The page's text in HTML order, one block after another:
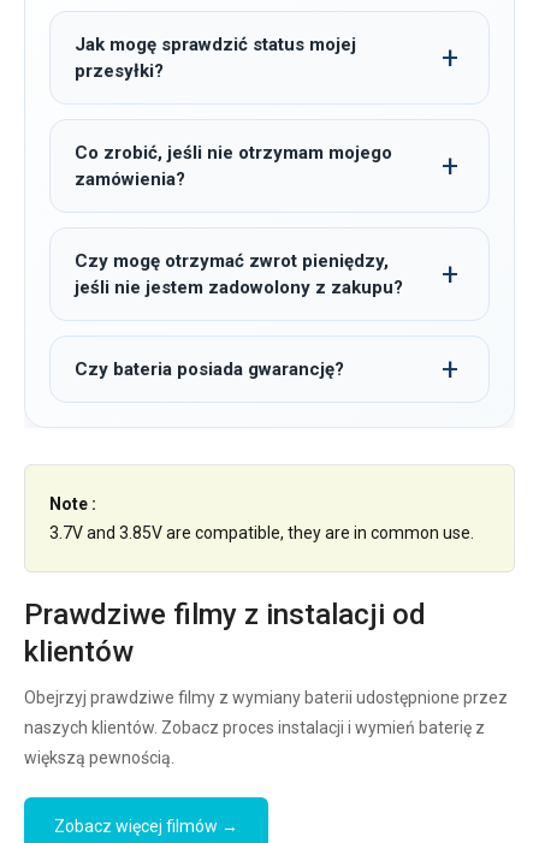
Jak mogę sprawdzić status mojej
przesyłki?
Co zrobić, jeśli nie otrzymam mojego
zamówienia?
Czy mogę otrzymać zwrot pieniędzy,
jeśli nie jestem zadowolony z zakupu?
Czy bateria posiada gwarancję?
Note :
3.7V and 3.85V are compatible, they are in common use.
Prawdziwe filmy z instalacji od
klientów
Obejrzyj prawdziwe filmy z wymiany baterii udostępnione przez
naszych klientów. Zobacz proces instalacji i wymień baterię z
większą pewnością.
Zobacz więcej filmów →